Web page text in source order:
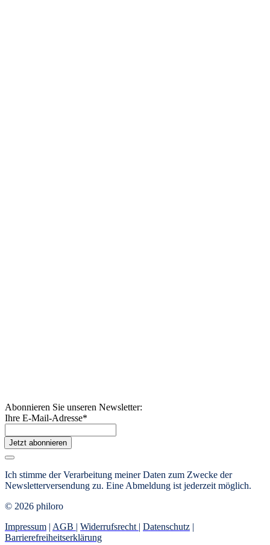
Abonnieren Sie unseren Newsletter:
Ihre E-Mail-Adresse*
Jetzt abonnieren
Ich stimme der Verarbeitung meiner Daten zum Zwecke der
Newsletterversendung zu. Eine Abmeldung ist jederzeit möglich.
© 2026 philoro
Impressum | AGB | Widerrufsrecht | Datenschutz |
Barrierefreiheitserklärung